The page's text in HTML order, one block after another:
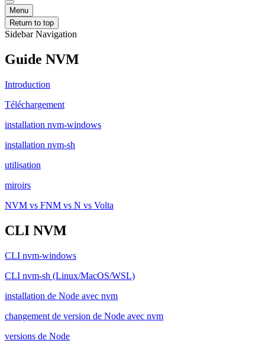
Menu
Return to top
Sidebar Navigation
Guide NVM
Introduction
Téléchargement
installation nvm-windows
installation nvm-sh
utilisation
miroirs
NVM vs FNM vs N vs Volta
CLI NVM
CLI nvm-windows
CLI nvm-sh (Linux/MacOS/WSL)
installation de Node avec nvm
changement de version de Node avec nvm
versions de Node